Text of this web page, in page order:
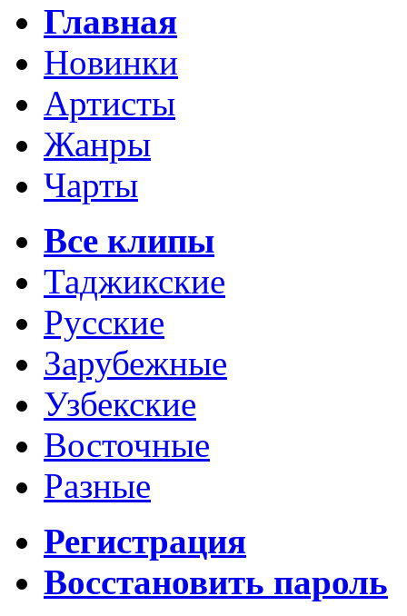
Главная
Новинки
Артисты
Жанры
Чарты
Все клипы
Таджикские
Русские
Зарубежные
Узбекские
Восточные
Разные
Регистрация
Восстановить пароль